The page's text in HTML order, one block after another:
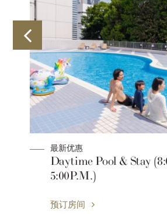
最新优惠
Daytime Pool & Stay
5:00P.M.)
预订房间